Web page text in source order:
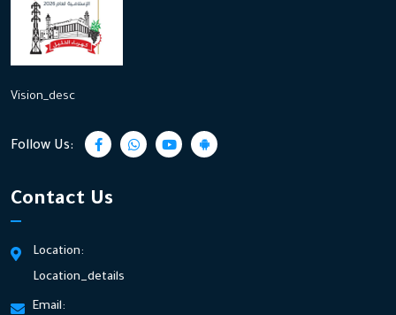
Vision_desc
Follow Us:
Contact Us
Location:
Location_details
Email: